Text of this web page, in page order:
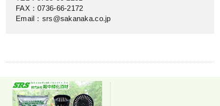
FAX：0736-66-2172
Email：srs@sakanaka.co.jp